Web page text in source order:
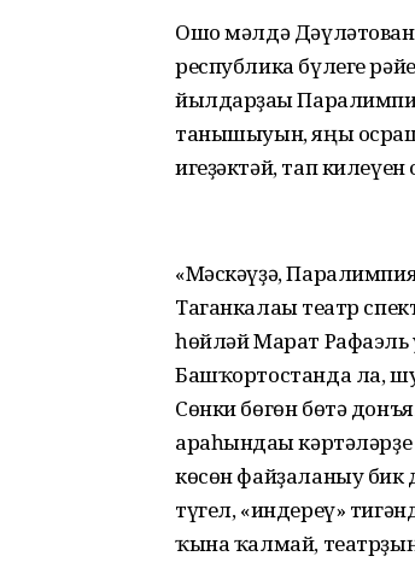
Ошо мәлдә
республика бүлеге
йылдарҙағы
танышыуын, яңы
игеҙәктәй, тап
«Мәскәүҙә,
Таганкалағы театр
һөйләй Марат Рафаэль
Башҡортостанда ла,
Сөнки бөгөн бөтә
араһындағы
көсөн файҙаланыу бик
түгел, «индереү»
ҡына ҡалмай, театрҙың